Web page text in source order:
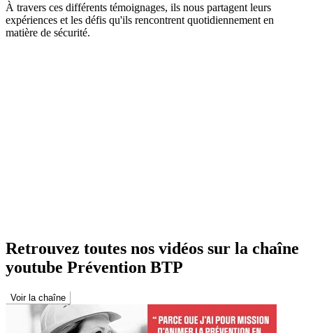
À travers ces différents témoignages, ils nous partagent leurs
expériences et les défis qu'ils rencontrent quotidiennement en
matière de sécurité.
Retrouvez toutes nos vidéos sur la chaîne
youtube Prévention BTP
Voir la chaîne